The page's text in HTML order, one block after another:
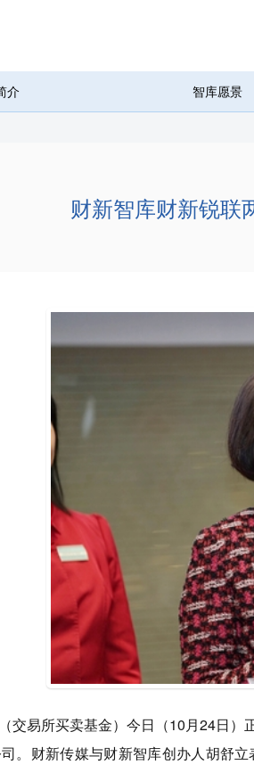
介 智库愿景
财新智库财新锐联
交易所买卖基金）今日（10月24日
。财新传媒与财新智库创办人胡舒